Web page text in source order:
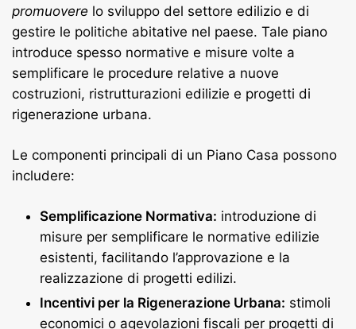
promuovere lo sviluppo del settore edilizio e di
gestire le politiche abitative nel paese. Tale piano
introduce spesso normative e misure volte a
semplificare le procedure relative a nuove
costruzioni, ristrutturazioni edilizie e progetti di
rigenerazione urbana.
Le componenti principali di un Piano Casa possono
includere:
Semplificazione Normativa: introduzione di
misure per semplificare le normative edilizie
esistenti, facilitando l’approvazione e la
realizzazione di progetti edilizi.
Incentivi per la Rigenerazione Urbana: stimoli
economici o agevolazioni fiscali per progetti di